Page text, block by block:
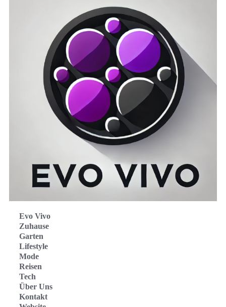
Evo Vivo
Zuhause
Garten
Lifestyle
Mode
Reisen
Tech
Über Uns
Kontakt